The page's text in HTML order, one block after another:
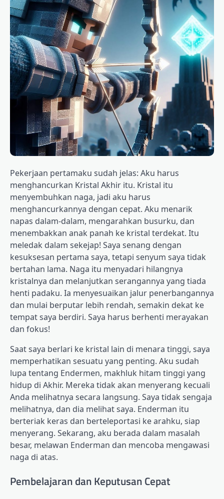
Pekerjaan pertamaku sudah jelas: Aku harus
menghancurkan Kristal Akhir itu. Kristal itu
menyembuhkan naga, jadi aku harus
menghancurkannya dengan cepat. Aku menarik
napas dalam-dalam, mengarahkan busurku, dan
menembakkan anak panah ke kristal terdekat. Itu
meledak dalam sekejap! Saya senang dengan
kesuksesan pertama saya, tetapi senyum saya tidak
bertahan lama. Naga itu menyadari hilangnya
kristalnya dan melanjutkan serangannya yang tiada
henti padaku. Ia menyesuaikan jalur penerbangannya
dan mulai berputar lebih rendah, semakin dekat ke
tempat saya berdiri. Saya harus berhenti merayakan
dan fokus!
Saat saya berlari ke kristal lain di menara tinggi, saya
memperhatikan sesuatu yang penting. Aku sudah
lupa tentang Endermen, makhluk hitam tinggi yang
hidup di Akhir. Mereka tidak akan menyerang kecuali
Anda melihatnya secara langsung. Saya tidak sengaja
melihatnya, dan dia melihat saya. Enderman itu
berteriak keras dan berteleportasi ke arahku, siap
menyerang. Sekarang, aku berada dalam masalah
besar, melawan Enderman dan mencoba mengawasi
naga di atas.
Pembelajaran dan Keputusan Cepat